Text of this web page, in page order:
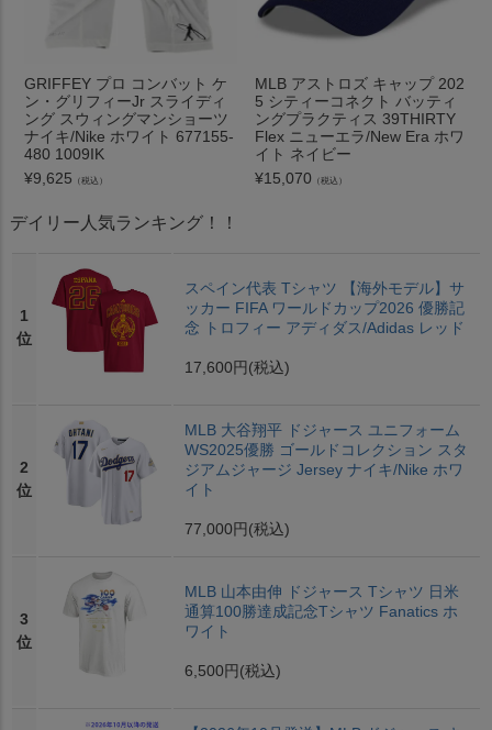
GRIFFEY プロ コンバット ケ
ン・グリフィーJr スライディ
ング スウィングマンショーツ
ナイキ/Nike ホワイト 677155-
480 1009IK
¥9,625 （税込）
MLB アストロズ キャップ 202
5 シティーコネクト バッティ
ングプラクティス 39THIRTY
Flex ニューエラ/New Era ホワ
イト ネイビー
¥15,070 （税込）
デイリー人気ランキング！！
1
位
スペイン代表 Tシャツ 【海外モデル】サ
ッカー FIFA ワールドカップ2026 優勝記
念 トロフィー アディダス/Adidas レッド
17,600円 (税込)
2
位
MLB 大谷翔平 ドジャース ユニフォーム
WS2025優勝 ゴールドコレクション スタ
ジアムジャージ Jersey ナイキ/Nike ホワ
イト
77,000円 (税込)
3
位
MLB 山本由伸 ドジャース Tシャツ 日米
通算100勝達成記念Tシャツ Fanatics ホ
ワイト
6,500円 (税込)